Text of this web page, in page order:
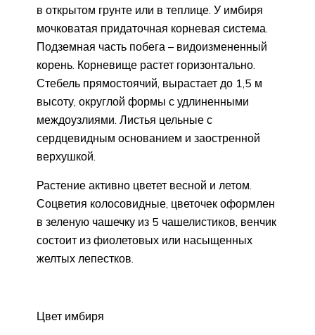
в открытом грунте или в теплице. У имбиря
мочковатая придаточная корневая система.
Подземная часть побега – видоизмененный
корень. Корневище растет горизонтально.
Стебель прямостоячий, вырастает до 1,5 м
высоту, округлой формы с удлиненными
междоузлиями. Листья цельные с
сердцевидным основанием и заостренной
верхушкой.
Растение активно цветет весной и летом.
Соцветия колосовидные, цветочек оформлен
в зеленую чашечку из 5 чашелистиков, венчик
состоит из фиолетовых или насыщенных
желтых лепестков.
Цвет имбиря